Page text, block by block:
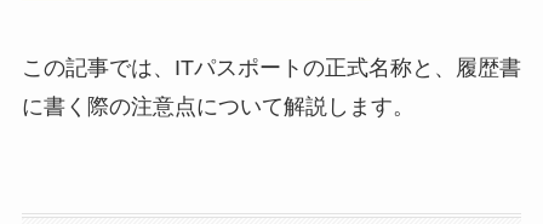
この記事では、ITパスポートの正式名称と、履歴書
に書く際の注意点について解説します。